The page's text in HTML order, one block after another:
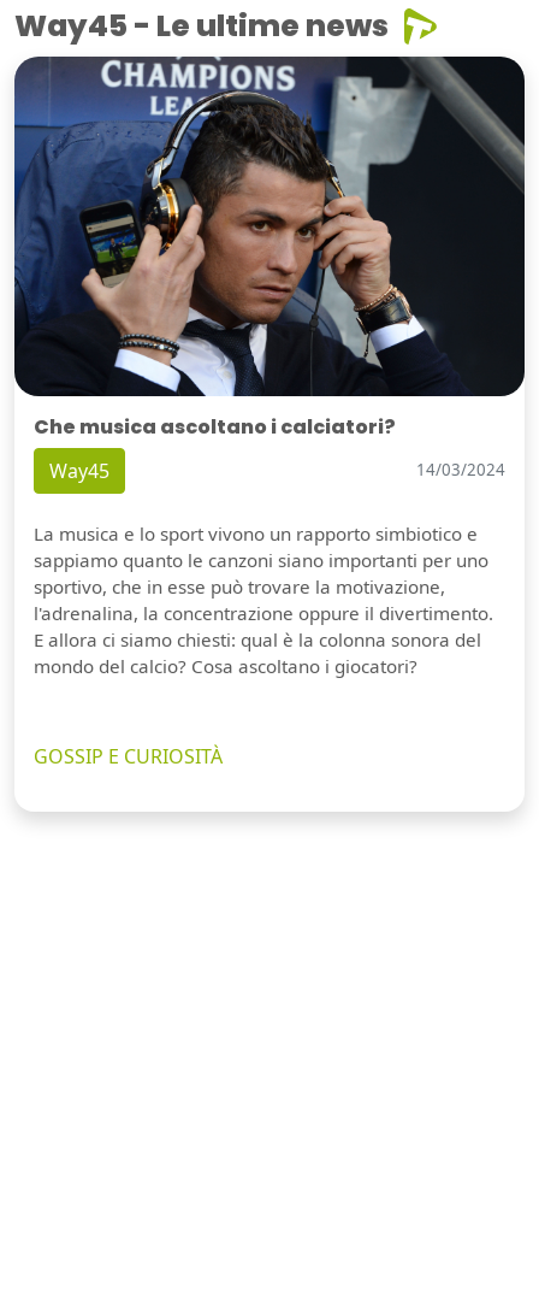
Way45 - Le ultime news
Che musica ascoltano i calciatori?
Way45 14/03/2024
La musica e lo sport vivono un rapporto simbiotico e
sappiamo quanto le canzoni siano importanti per uno
sportivo, che in esse può trovare la motivazione,
l'adrenalina, la concentrazione oppure il divertimento.
E allora ci siamo chiesti: qual è la colonna sonora del
mondo del calcio? Cosa ascoltano i giocatori?
GOSSIP E CURIOSITÀ